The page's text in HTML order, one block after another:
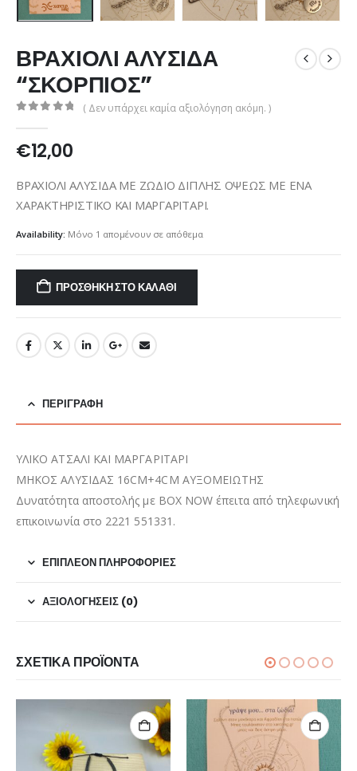
ΒΡΑΧΙΟΛΙ ΑΛΥΣΙΔΑ
“ΣΚΟΡΠΙΟΣ”
( Δεν υπάρχει καμία αξιολόγηση ακόμη. )
€12,00
ΒΡΑΧΙΟΛΙ ΑΛΥΣΙΔΑ ΜΕ ΖΩΔΙΟ ΔΙΠΛΗΣ ΟΨΕΩΣ ΜΕ ΕΝΑ
ΧΑΡΑΚΤΗΡΙΣΤΙΚΟ ΚΑΙ ΜΑΡΓΑΡΙΤΑΡΙ.
Availability: Μόνο 1 απομένουν σε απόθεμα
ΠΡΟΣΘΉΚΗ ΣΤΟ ΚΑΛΆΘΙ
ΠΕΡΙΓΡΑΦΉ
ΥΛΙΚΟ ΑΤΣΑΛΙ ΚΑΙ ΜΑΡΓΑΡΙΤΑΡΙ
ΜΗΚΟΣ ΑΛΥΣΙΔΑΣ 16CM+4CM ΑΥΞΟΜΕΙΩΤΗΣ
Δυνατότητα αποστολής με BOX NOW έπειτα από τηλεφωνική
επικοινωνία στο 2221 551331.
ΕΠΙΠΛΈΟΝ ΠΛΗΡΟΦΟΡΊΕΣ
ΑΞΙΟΛΟΓΉΣΕΙΣ (0)
ΣΧΕΤΙΚΆ ΠΡΟΪΌΝΤΑ